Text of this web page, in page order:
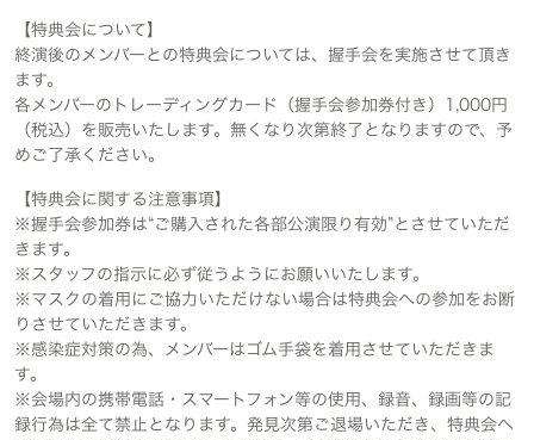
【特典会について】
終演後のメンバーとの特典会については、握手会を実施させて頂き
ます。
各メンバーのトレーディングカード（握手会参加券付き）1,000円
（税込）を販売いたします。無くなり次第終了となりますので、予
めご了承ください。
【特典会に関する注意事項】
※握手会参加券は“ご購入された各部公演限り有効”とさせていただ
きます。
※スタッフの指示に必ず従うようにお願いいたします。
※マスクの着用にご協力いただけない場合は特典会への参加をお断
りさせていただきます。
※感染症対策の為、メンバーはゴム手袋を着用させていただきま
す。
※会場内の携帯電話・スマートフォン等の使用、録音、録画等の記
録行為は全て禁止となります。発見次第ご退場いただき、特典会へ